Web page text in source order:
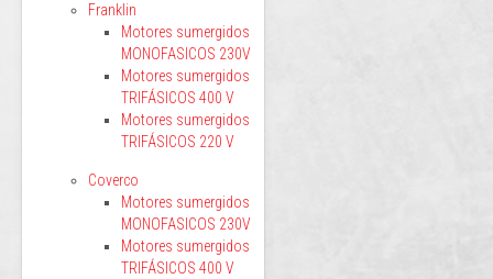
Franklin
Motores sumergidos
MONOFASICOS 230V
Motores sumergidos
TRIFÁSICOS 400 V
Motores sumergidos
TRIFÁSICOS 220 V
Coverco
Motores sumergidos
MONOFASICOS 230V
Motores sumergidos
TRIFÁSICOS 400 V